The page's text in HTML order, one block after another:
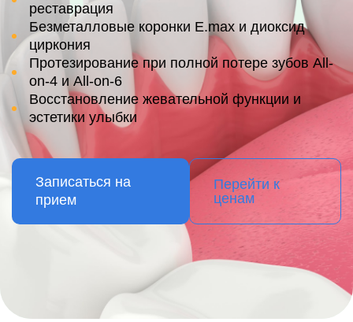
реставрация
Безметалловые коронки E.max и диоксид
циркония
Протезирование при полной потере зубов All-
on-4 и All-on-6
Восстановление жевательной функции и
эстетики улыбки
Записаться на
прием
Перейти к
ценам